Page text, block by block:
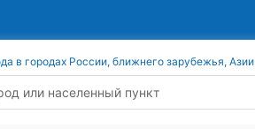
в городах России, ближнего зарубежья, Азии